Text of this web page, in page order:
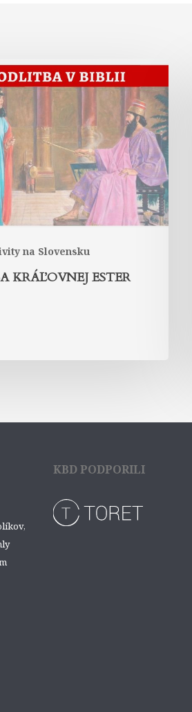
na Slovensku
KRÁĽOVNEJ ESTER
KBD PODPORILI